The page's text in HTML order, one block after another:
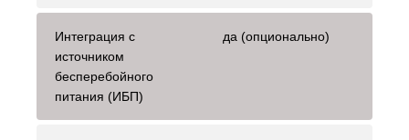
Интеграция с
источником
бесперебойного
питания (ИБП)
да (опционально)